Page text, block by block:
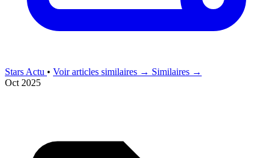
Stars Actu • Voir articles similaires → Similaires →
Oct 2025